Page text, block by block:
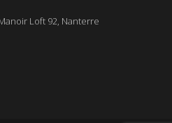
Loft 92, Nanterre